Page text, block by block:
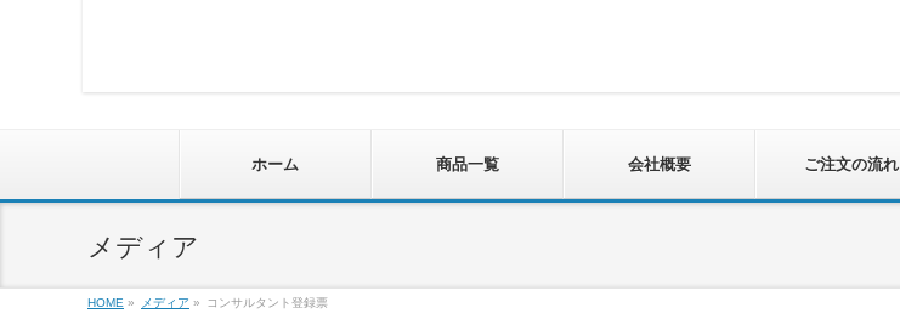
ホーム 商品一覧 会社概要 ご注文の流れ
メディア
HOME » メディア » コンサルタント登録票